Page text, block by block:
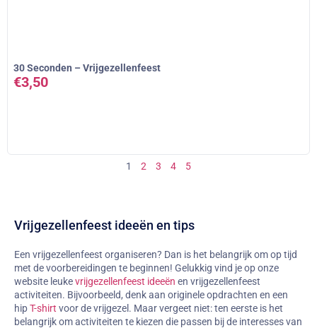
30 Seconden – Vrijgezellenfeest
€3,50
1 2 3 4 5
Vrijgezellenfeest ideeën en tips
Een vrijgezellenfeest organiseren? Dan is het belangrijk om op tijd
met de voorbereidingen te beginnen! Gelukkig vind je op onze
website leukevrijgezellenfeest ideeën en vrijgezellenfeest
activiteiten. Bijvoorbeeld, denk aan originele opdrachten en een
hipT-shirt voor de vrijgezel. Maar vergeet niet: ten eerste is het
belangrijk om activiteiten te kiezen die passen bij de interesses van